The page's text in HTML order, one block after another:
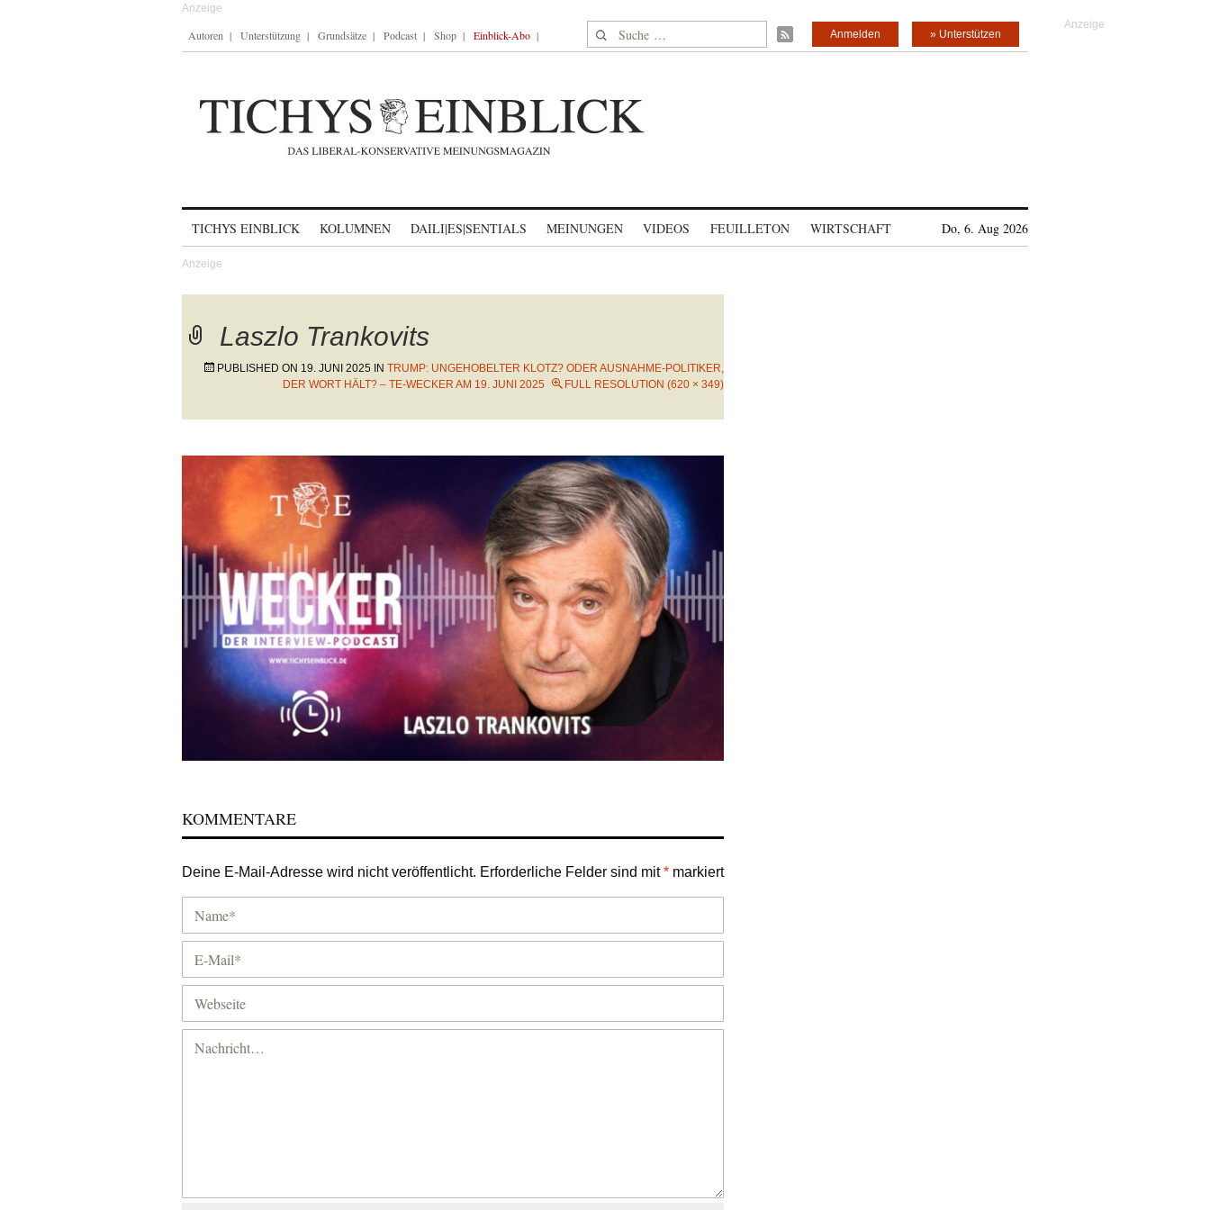
Autoren Unterstützung Grundsätze Podcast Shop Einblick-Abo Suche nach: » Unterstützen
Anmelden
TICHYS EINBLICK KOLUMNEN DAILI|ES|SENTIALS MEINUNGEN VIDEOS FEUILLETON WIRTSCHAFT Do, 6. Aug 2026
Laszlo Trankovits
PUBLISHED ON 19. JUNI 2025 IN TRUMP: UNGEHOBELTER KLOTZ? ODER AUSNAHME-POLITIKER,
DER WORT HÄLT? – TE-WECKER AM 19. JUNI 2025
FULL RESOLUTION (620 × 349)
KOMMENTARE
Deine E-Mail-Adresse wird nicht veröffentlicht. Erforderliche Felder sind mit* markiert